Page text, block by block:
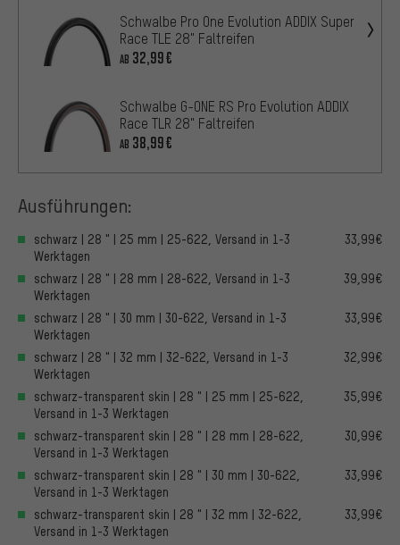
Schwalbe Pro One Evolution ADDIX Super
Race TLE 28" Faltreifen
AB 32,99€
Schwalbe G-ONE RS Pro Evolution ADDIX
Race TLR 28" Faltreifen
AB 38,99€
Ausführungen:
schwarz | 28 " | 25 mm | 25-622, Versand in 1-3
Werktagen
33,99€
schwarz | 28 " | 28 mm | 28-622, Versand in 1-3
Werktagen
39,99€
schwarz | 28 " | 30 mm | 30-622, Versand in 1-3
Werktagen
33,99€
schwarz | 28 " | 32 mm | 32-622, Versand in 1-3
Werktagen
32,99€
schwarz-transparent skin | 28 " | 25 mm | 25-622,
Versand in 1-3 Werktagen
35,99€
schwarz-transparent skin | 28 " | 28 mm | 28-622,
Versand in 1-3 Werktagen
30,99€
schwarz-transparent skin | 28 " | 30 mm | 30-622,
Versand in 1-3 Werktagen
33,99€
schwarz-transparent skin | 28 " | 32 mm | 32-622,
Versand in 1-3 Werktagen
33,99€